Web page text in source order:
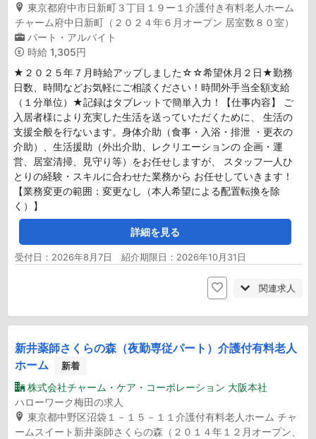
東京都府中市日新町３丁目１９ー１介護付き有料老人ホーム
チャーム府中日新町（２０２４年６月オープン 居室数８０室）
パート・アルバイト
時給 1,305円
★２０２５年７月時給アップしました☆☆希望休月２日★勤務
日数、時間などお気軽にご相談ください！時間外手当全額支給
（１分単位）★記録はタブレットで簡単入力！【仕事内容】 ご
入居者様により充実した生活を送っていただくために、 生活の
支援全般を行ないます。身体介助（食事・入浴・排泄 ・更衣の
介助）、生活援助（外出介助、レクリエーションの 企画・運
営、居室清掃、見守り等）をお任せしますが、 スタッフ一人ひ
とりの経験・スキルに合わせた業務から お任せしていきます！
【業務変更の範囲：変更なし（本人希望による配置転換を除
く）】
詳細を見る
受付日：2026年8月7日 紹介期限日：2026年10月31日
関連求人
新井薬師さくらの森（夜勤専従パート）介護付有料老人
ホーム
新着
株式会社チャーム・ケア・コーポレーション 大阪本社
ハローワーク梅田の求人
東京都中野区沼袋１－１５－１１介護付有料老人ホーム チャ
ームスイート新井薬師さくらの森（２０１４年１２月オープン、